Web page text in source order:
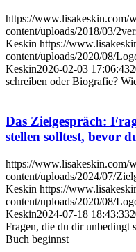
https://www.lisakeskin.com/
content/uploads/2018/03/
Keskin https://
content/uploads/2020/08/
Keskin2026-02-03 17:06:43
schreiben oder Biografie?
Das Zielgespräch:
stellen solltest, bevor
https://www.lisakeskin.com/
content/uploads/2024/07/
Keskin https://
content/uploads/2020/08/
Keskin2024-07-18 18:43:33
Fragen, die du dir unbedingt
Buch beginnst